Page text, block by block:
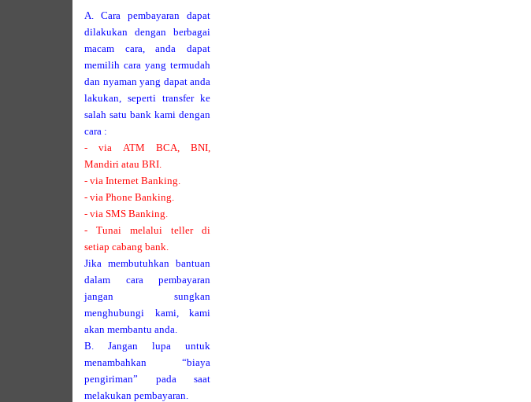
A. Cara pembayaran dapat
dilakukan dengan berbagai
macam cara, anda dapat
memilih cara yang termudah
dan nyaman yang dapat anda
lakukan, seperti transfer ke
salah satu bank kami dengan
cara :
- via ATM BCA, BNI,
Mandiri atau BRI.
- via Internet Banking.
- via Phone Banking.
- via SMS Banking.
- Tunai melalui teller di
setiap cabang bank.
Jika membutuhkan bantuan
dalam cara pembayaran
jangan sungkan
menghubungi kami, kami
akan membantu anda.
B. Jangan lupa untuk
menambahkan “biaya
pengiriman” pada saat
melakukan pembayaran.